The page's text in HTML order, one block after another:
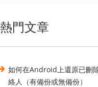
熱門文章
如何在Android上還原已刪
絡人（有備份或無備份）